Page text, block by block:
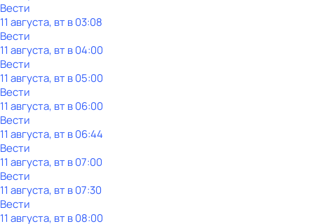
Вести
11 августа, вт в 03:08
Вести
11 августа, вт в 04:00
Вести
11 августа, вт в 05:00
Вести
11 августа, вт в 06:00
Вести
11 августа, вт в 06:44
Вести
11 августа, вт в 07:00
Вести
11 августа, вт в 07:30
Вести
11 августа, вт в 08:00